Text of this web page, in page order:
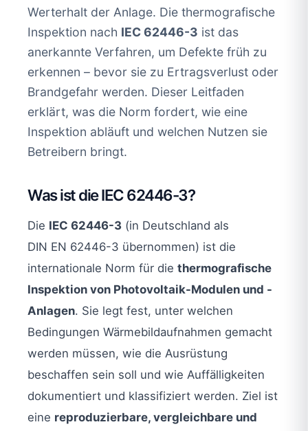
Werterhalt der Anlage. Die thermografische
Inspektion nach IEC 62446-3 ist das
anerkannte Verfahren, um Defekte früh zu
erkennen – bevor sie zu Ertragsverlust oder
Brandgefahr werden. Dieser Leitfaden
erklärt, was die Norm fordert, wie eine
Inspektion abläuft und welchen Nutzen sie
Betreibern bringt.
Was ist die IEC 62446-3?
Die IEC 62446-3 (in Deutschland als
DIN EN 62446-3 übernommen) ist die
internationale Norm für die thermografische
Inspektion von Photovoltaik-Modulen und -
Anlagen. Sie legt fest, unter welchen
Bedingungen Wärmebildaufnahmen gemacht
werden müssen, wie die Ausrüstung
beschaffen sein soll und wie Auffälligkeiten
dokumentiert und klassifiziert werden. Ziel ist
eine reproduzierbare, vergleichbare und